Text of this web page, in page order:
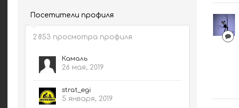
Посетители профиля
2 853 просмотра профиля
Камаль
26 мая, 2019
strat_egi
5 января, 2019